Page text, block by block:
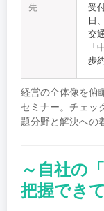
先
受
日
交
「
歩
経営の全体像を俯
セミナー。チェッ
題分野と解決への
～自社の
把握でき